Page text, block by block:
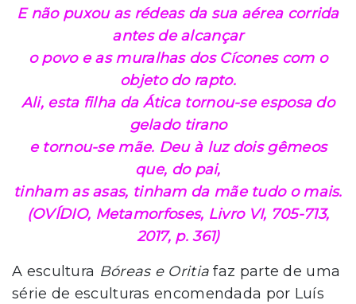
E não puxou as rédeas da sua aérea corrida
antes de alcançar
o povo e as muralhas dos Cícones com o
objeto do rapto.
Ali, esta filha da Ática tornou-se esposa do
gelado tirano
e tornou-se mãe. Deu à luz dois gêmeos
que, do pai,
tinham as asas, tinham da mãe tudo o mais.
(OVÍDIO, Metamorfoses, Livro VI, 705-713,
2017, p. 361)
A escultura Bóreas e Oritia faz parte de uma
série de esculturas encomendada por Luís